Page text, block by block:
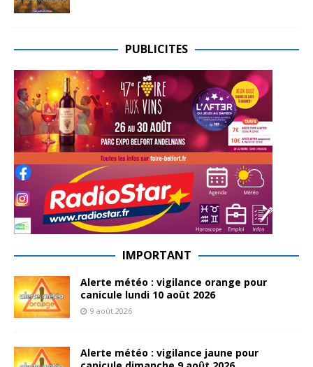
PUBLICITES
IMPORTANT
Alerte météo : vigilance orange pour
canicule lundi 10 août 2026
9 août 2026
Alerte météo : vigilance jaune pour